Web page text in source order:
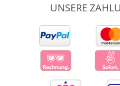
UNSERE